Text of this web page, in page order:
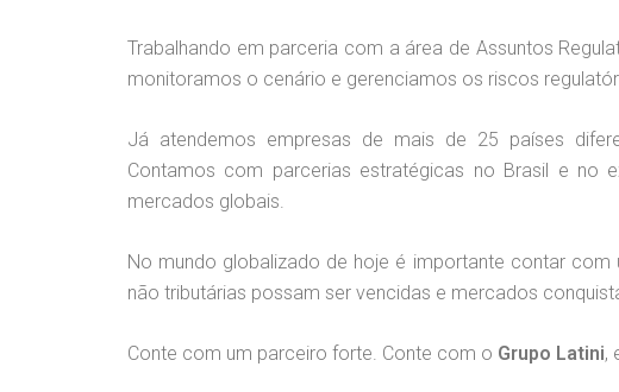
Trabalhando em parceria com a área de Assuntos
monitoramos o cenário e gerenciamos os riscos
Já atendemos empresas de mais de 25 países
Contamos com parcerias estratégicas no Brasil e no
mercados globais.
No mundo globalizado de hoje é importante contar
não tributárias possam ser vencidas e mercados
Conte com um parceiro forte. Conte com o Grupo Latini,